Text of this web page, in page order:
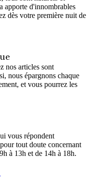
d'innombrables
dès votre première nuit de
nos articles sont
nous épargnons chaque
et vous pourrez les
vous répondent
tout doute concernant
à 13h et de 14h à 18h.